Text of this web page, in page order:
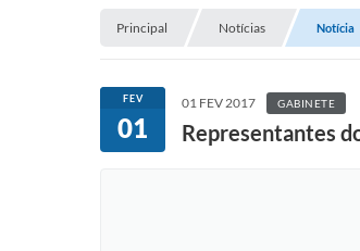
Principal Notícias Notícia
FEV
01
01 FEV 2017 GABINETE
Representantes